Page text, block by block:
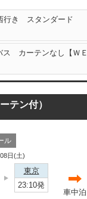
き スタンダード
カーテンなし【ＷＥ
テン付）
ル
日(土)
東京
23:10発
車中泊